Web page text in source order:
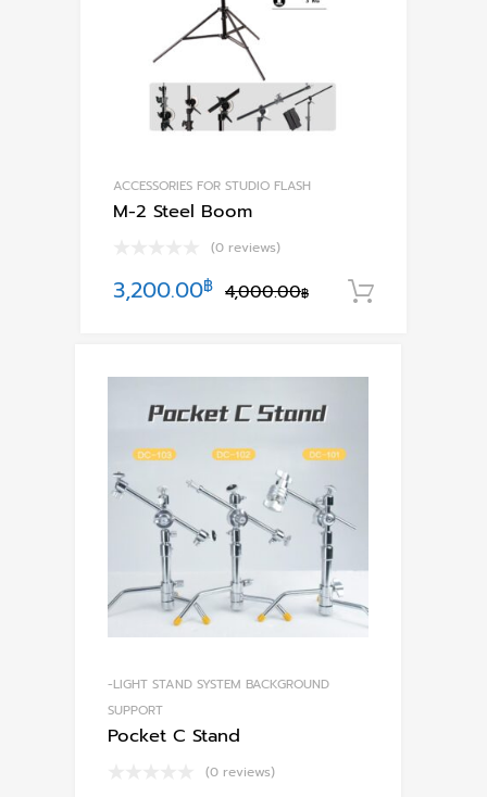
ACCESSORIES FOR STUDIO FLASH
M-2 Steel Boom
(0 reviews)
4,000.00฿Original
3,200.00฿
Current
-LIGHT STAND SYSTEM BACKGROUND
SUPPORT
Pocket C Stand
(0 reviews)